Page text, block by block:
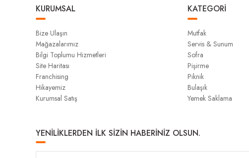
KURUMSAL
Bize Ulaşın
Mağazalarımız
Bilgi Toplumu Hizmetleri
Site Haritası
Franchising
Hikayemiz
Kurumsal Satış
KATEGORİ
Mutfak
Servis & Sunum
Sofra
Pişirme
Piknik
Bulaşık
Yemek Saklama
YENİLİKLERDEN İLK SİZİN HABERİNİZ OLSUN.